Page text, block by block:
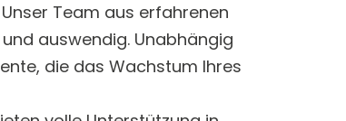
Unser Team aus erfahrenen
auswendig. Unabhängig
die das Wachstum Ihres